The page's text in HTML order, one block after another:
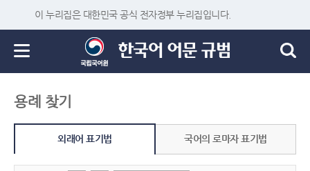
이 누리집은 대한민국 공식 전자정부 누리집입니다.
용례 찾기
외래어 표기법 국어의 로마자 표기법